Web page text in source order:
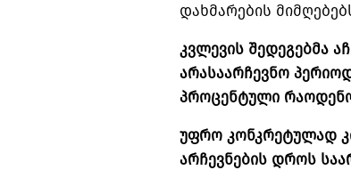
დახმარების
კვლევის შედეგებმა
არასაარჩევნო
პროცენტული
უფრო კონკრეტულად
არჩევნების დროს